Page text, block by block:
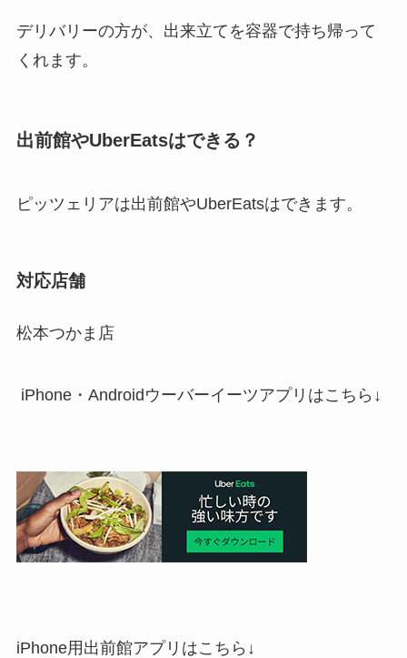
デリバリーの方が、出来立てを容器で持ち帰って
くれます。
出前館やUberEatsはできる？
ピッツェリアは出前館やUberEatsはできます。
対応店舗
松本つかま店
iPhone・Androidウーバーイーツアプリはこちら↓
iPhone用出前館アプリはこちら↓